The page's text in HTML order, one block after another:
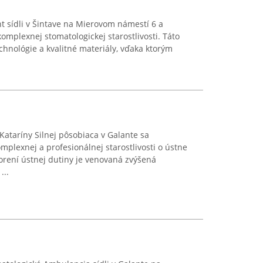
sídli v Šintave na Mierovom námestí 6 a
stomatologickej starostlivosti. Táto
a kvalitné materiály, vďaka ktorým
Silnej pôsobiaca v Galante sa
a profesionálnej starostlivosti o ústne
ústnej dutiny je venovaná zvýšená